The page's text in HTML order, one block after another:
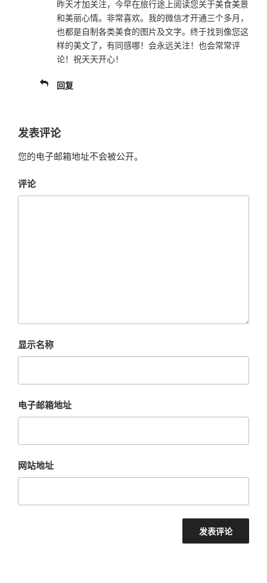
昨天才加关注，今早在旅行途上阅读您关于美食美景
和美丽心情。非常喜欢。我的微信才开通三个多月，
也都是自制各类美食的图片及文字。终于找到像您这
样的美文了，有同感哪！会永远关注！也会常常评
论！祝天天开心！
回复
发表评论
您的电子邮箱地址不会被公开。
评论
显示名称
电子邮箱地址
网站地址